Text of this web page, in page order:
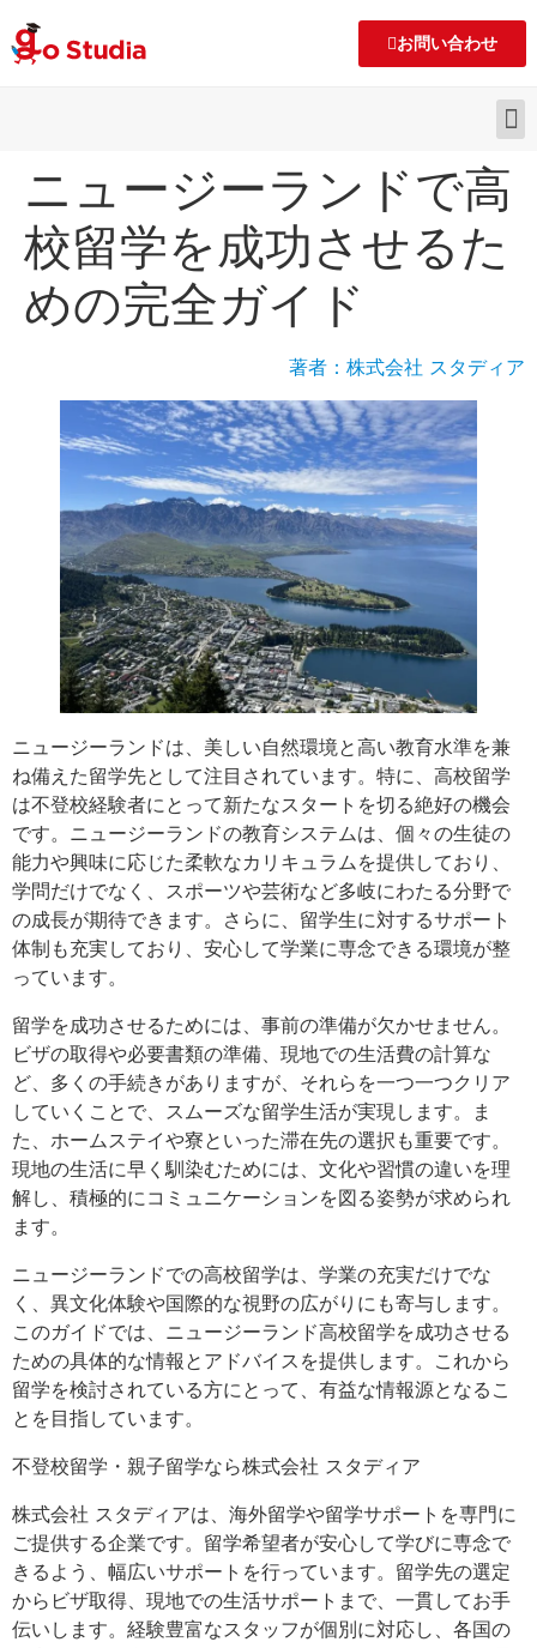
お問い合わせ
ニュージーランドで高
校留学を成功させるた
めの完全ガイド
著者：株式会社 スタディア
ニュージーランドは、美しい自然環境と高い教育水準を兼
ね備えた留学先として注目されています。特に、高校留学
は不登校経験者にとって新たなスタートを切る絶好の機会
です。ニュージーランドの教育システムは、個々の生徒の
能力や興味に応じた柔軟なカリキュラムを提供しており、
学問だけでなく、スポーツや芸術など多岐にわたる分野で
の成長が期待できます。さらに、留学生に対するサポート
体制も充実しており、安心して学業に専念できる環境が整
っています。
留学を成功させるためには、事前の準備が欠かせません。
ビザの取得や必要書類の準備、現地での生活費の計算な
ど、多くの手続きがありますが、それらを一つ一つクリア
していくことで、スムーズな留学生活が実現します。ま
た、ホームステイや寮といった滞在先の選択も重要です。
現地の生活に早く馴染むためには、文化や習慣の違いを理
解し、積極的にコミュニケーションを図る姿勢が求められ
ます。
ニュージーランドでの高校留学は、学業の充実だけでな
く、異文化体験や国際的な視野の広がりにも寄与します。
このガイドでは、ニュージーランド高校留学を成功させる
ための具体的な情報とアドバイスを提供します。これから
留学を検討されている方にとって、有益な情報源となるこ
とを目指しています。
不登校留学・親子留学なら株式会社 スタディア
株式会社 スタディアは、海外留学や留学サポートを専門に
ご提供する企業です。留学希望者が安心して学びに専念で
きるよう、幅広いサポートを行っています。留学先の選定
からビザ取得、現地での生活サポートまで、一貫してお手
伝いします。経験豊富なスタッフが個別に対応し、各国の